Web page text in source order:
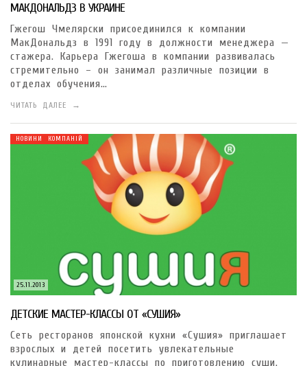
МАКДОНАЛЬДЗ В УКРАИНЕ
Гжегош Чмелярски присоединился к компании
МакДональдз в 1991 году в должности менеджера —
стажера. Карьера Гжегоша в компании развивалась
стремительно – он занимал различные позиции в
отделах обучения…
ЧИТАТЬ ДАЛЕЕ →
25.11.2013
НОВИНИ КОМПАНІЙ
ДЕТСКИЕ МАСТЕР-КЛАССЫ ОТ «СУШИЯ»
Сеть ресторанов японской кухни «Сушия» приглашает
взрослых и детей посетить увлекательные
кулинарные мастер-классы по приготовлению суши.